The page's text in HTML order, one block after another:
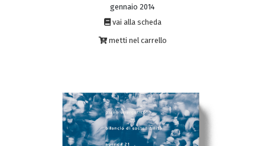
gennaio 2014
vai alla scheda
metti nel carrello